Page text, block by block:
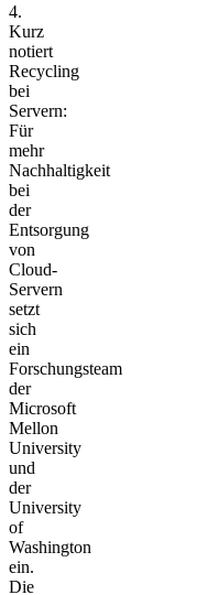
4.
Kurz
notiert
Recycling
bei
Servern:
Für
mehr
Nachhaltigkeit
bei
der
Entsorgung
von
Cloud-
Servern
setzt
sich
ein
Forschungsteam
der
Microsoft
Mellon
University
und
der
University
of
Washington
ein.
Die